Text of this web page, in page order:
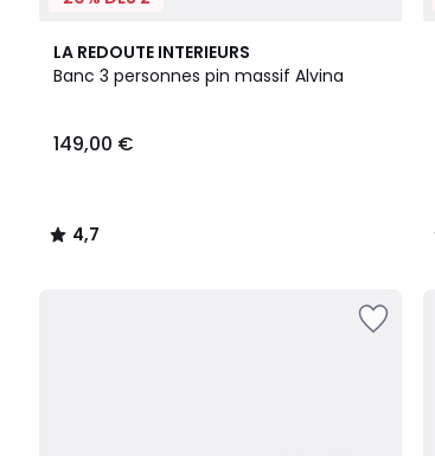
LA REDOUTE INTERIEURS
Banc 3 personnes pin massif Alvina
€.
149,00 €
4,7
/ 5
4,7
/